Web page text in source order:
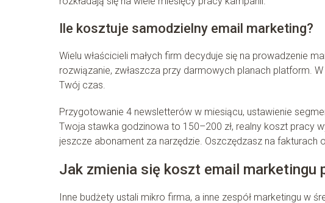
Ile kosztuje samodzielny email marketing?
Wielu właścicieli małych firm decyduje się na prowadzenie
rozwiązanie, zwłaszcza przy darmowych planach platform.
Twój czas.
Przygotowanie 4 newsletterów w miesiącu, ustawienie
Twoja stawka godzinowa to 150–200 zł, realny koszt pracy
jeszcze abonament za narzędzie. Oszczędzasz na fakturach
Jak zmienia się koszt email marketingu
Inne budżety ustali mikro firma, a inne zespół marketingu w